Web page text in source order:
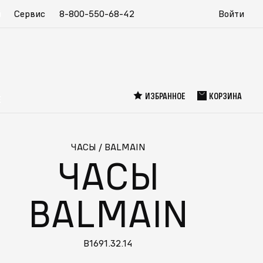
Сервис 8-800-550-68-42 Войти
ИЗБРАННОЕ КОРЗИНА
ЧАСЫ / BALMAIN
ЧАСЫ
BALMAIN
B1691.32.14